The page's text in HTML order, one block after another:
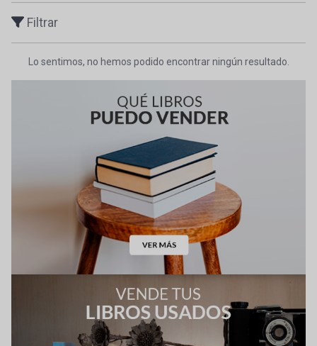
Filtrar
Lo sentimos, no hemos podido encontrar ningún resultado.